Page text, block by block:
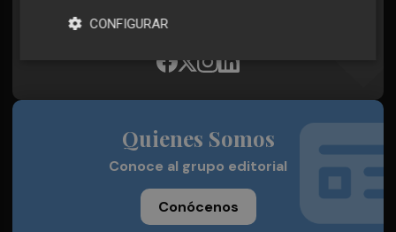
Plaza Podcast, desde cualquier medio
Quienes Somos
Conoce al grupo editorial
Conócenos
CONFIGURAR